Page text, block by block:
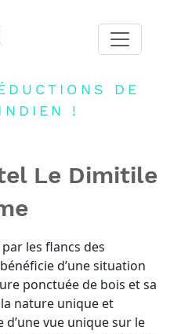
DE
!
Le Dimitile
les flancs des
d’une situation
ponctuée de bois et sa
nature unique et
vue unique sur le